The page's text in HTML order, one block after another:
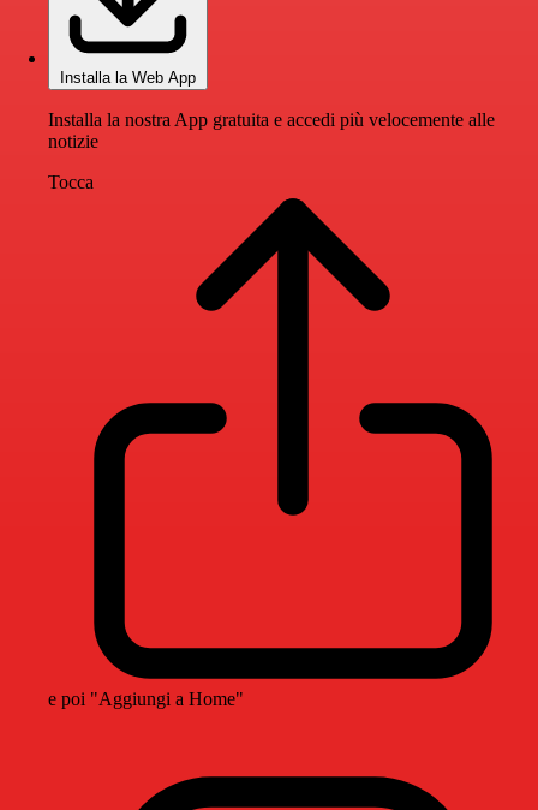
Installa la Web App
Installa la nostra App gratuita e accedi più velocemente alle
notizie
Tocca
e poi "Aggiungi a Home"